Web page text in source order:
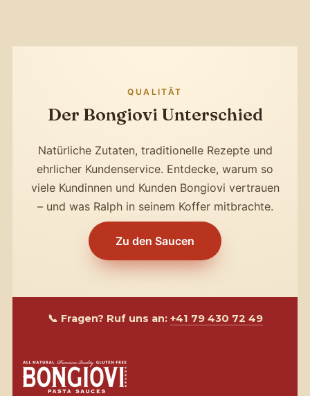
QUALITÄT
Der Bongiovi Unterschied
Natürliche Zutaten, traditionelle Rezepte und
ehrlicher Kundenservice. Entdecke, warum so
viele Kundinnen und Kunden Bongiovi vertrauen
– und was Ralph in seinem Koffer mitbrachte.
Zu den Saucen
📞 Fragen? Ruf uns an: +41 79 430 72 49